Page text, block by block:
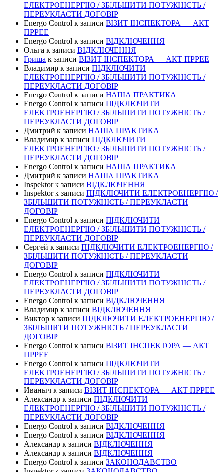
ЕЛЕКТРОЕНЕРГІЮ / ЗБІЛЬШИТИ ПОТУЖНІСТЬ /
ПЕРЕУКЛАСТИ ДОГОВІР
Energo Control к записи ВІЗИТ ІНСПЕКТОРА — АКТ
ПРРЕЕ
Energo Control к записи ВІДКЛЮЧЕННЯ
Ольга к записи ВІДКЛЮЧЕННЯ
Гриша к записи ВІЗИТ ІНСПЕКТОРА — АКТ ПРРЕЕ
Владимир к записи ПІДКЛЮЧИТИ
ЕЛЕКТРОЕНЕРГІЮ / ЗБІЛЬШИТИ ПОТУЖНІСТЬ /
ПЕРЕУКЛАСТИ ДОГОВІР
Energo Control к записи НАША ПРАКТИКА
Energo Control к записи ПІДКЛЮЧИТИ
ЕЛЕКТРОЕНЕРГІЮ / ЗБІЛЬШИТИ ПОТУЖНІСТЬ /
ПЕРЕУКЛАСТИ ДОГОВІР
Дмитрий к записи НАША ПРАКТИКА
Владимир к записи ПІДКЛЮЧИТИ
ЕЛЕКТРОЕНЕРГІЮ / ЗБІЛЬШИТИ ПОТУЖНІСТЬ /
ПЕРЕУКЛАСТИ ДОГОВІР
Energo Control к записи НАША ПРАКТИКА
Дмитрий к записи НАША ПРАКТИКА
Inspektorк записи ВІДКЛЮЧЕННЯ
Inspektorк записи ПІДКЛЮЧИТИ ЕЛЕКТРОЕНЕРГІЮ /
ЗБІЛЬШИТИ ПОТУЖНІСТЬ / ПЕРЕУКЛАСТИ
ДОГОВІР
Energo Control к записи ПІДКЛЮЧИТИ
ЕЛЕКТРОЕНЕРГІЮ / ЗБІЛЬШИТИ ПОТУЖНІСТЬ /
ПЕРЕУКЛАСТИ ДОГОВІР
Сергей к записи ПІДКЛЮЧИТИ ЕЛЕКТРОЕНЕРГІЮ /
ЗБІЛЬШИТИ ПОТУЖНІСТЬ / ПЕРЕУКЛАСТИ
ДОГОВІР
Energo Control к записи ПІДКЛЮЧИТИ
ЕЛЕКТРОЕНЕРГІЮ / ЗБІЛЬШИТИ ПОТУЖНІСТЬ /
ПЕРЕУКЛАСТИ ДОГОВІР
Energo Control к записи ВІДКЛЮЧЕННЯ
Владимир к записи ВІДКЛЮЧЕННЯ
Виктор к записи ПІДКЛЮЧИТИ ЕЛЕКТРОЕНЕРГІЮ /
ЗБІЛЬШИТИ ПОТУЖНІСТЬ / ПЕРЕУКЛАСТИ
ДОГОВІР
Energo Control к записи ВІЗИТ ІНСПЕКТОРА — АКТ
ПРРЕЕ
Energo Control к записи ПІДКЛЮЧИТИ
ЕЛЕКТРОЕНЕРГІЮ / ЗБІЛЬШИТИ ПОТУЖНІСТЬ /
ПЕРЕУКЛАСТИ ДОГОВІР
Иваныч к записи ВІЗИТ ІНСПЕКТОРА — АКТ ПРРЕЕ
Александр к записи ПІДКЛЮЧИТИ
ЕЛЕКТРОЕНЕРГІЮ / ЗБІЛЬШИТИ ПОТУЖНІСТЬ /
ПЕРЕУКЛАСТИ ДОГОВІР
Energo Control к записи ВІДКЛЮЧЕННЯ
Energo Control к записи ВІДКЛЮЧЕННЯ
Александр к записи ВІДКЛЮЧЕННЯ
Александр к записи ВІДКЛЮЧЕННЯ
Energo Control к записи ЗАКОНОДАВСТВО